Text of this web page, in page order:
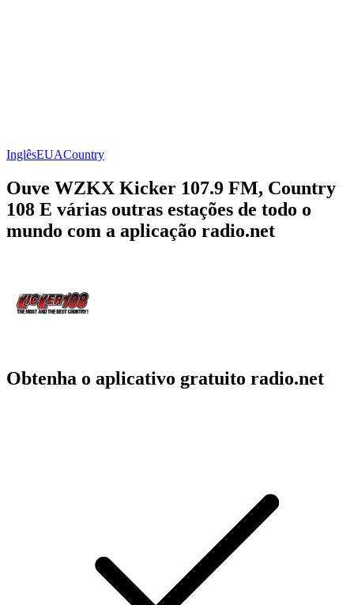
InglêsEUACountry
Ouve WZKX Kicker 107.9 FM, Country
108 E várias outras estações de todo o
mundo com a aplicação radio.net
Obtenha o aplicativo gratuito radio.net